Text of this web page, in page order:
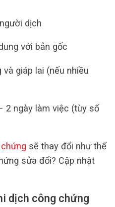
dịch
với bản gốc
giáp lai (nếu nhiều
2 ngày làm việc (tùy số
sẽ thay đổi như thế
sửa đổi? Cập nhật
dịch công chứng